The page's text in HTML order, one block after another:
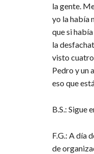
la gente.
yo la había
que si
la
visto cuatro
Pedro y un
eso que
B.S.: Sigue
F.G.: A día
de